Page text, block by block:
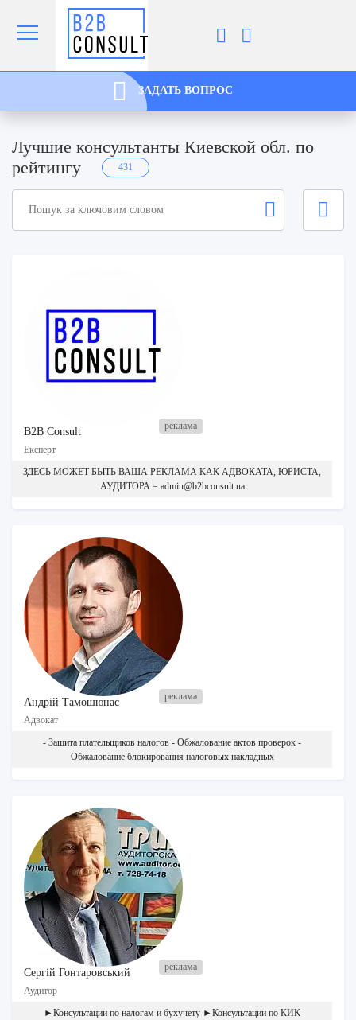
ЗАДАТЬ ВОПРОС
Лучшие консультанты Киевской обл. по
рейтингу
431
B2B Consult
Експерт
ЗДЕСЬ МОЖЕТ БЫТЬ ВАША РЕКЛАМА КАК АДВОКАТА, ЮРИСТА,
АУДИТОРА = admin@b2bconsult.ua
Андрій Тамошюнас
Адвокат
- Защита плательщиков налогов - Обжалование актов проверок -
Обжалование блокирования налоговых накладных
Сергій Гонтаровський
Аудитор
►Консультации по налогам и бухучету ►Консультации по КИК